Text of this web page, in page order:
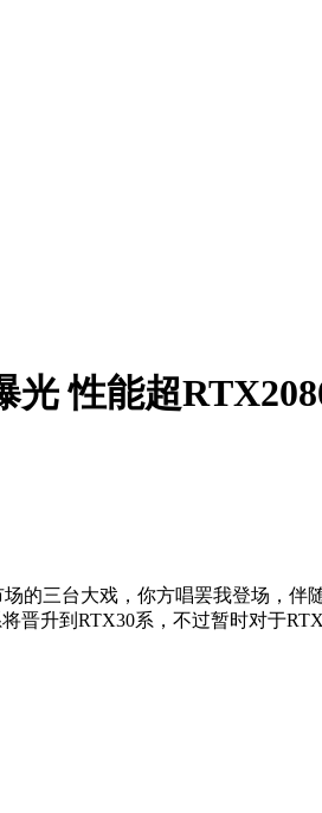
光 性能超
的三台大戏，你方唱罢我登场，
晋升到RTX30系，不过暂时对于